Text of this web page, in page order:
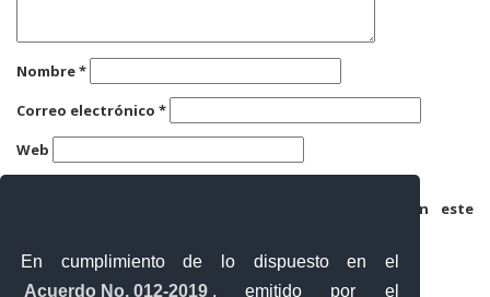
En cumplimiento de lo dispuesto en el
Acuerdo No. 012-2019 , emitido por el
Nombre*
Correo electrónico *
Web
Guarda mi nombre, correo electrónico y web en este